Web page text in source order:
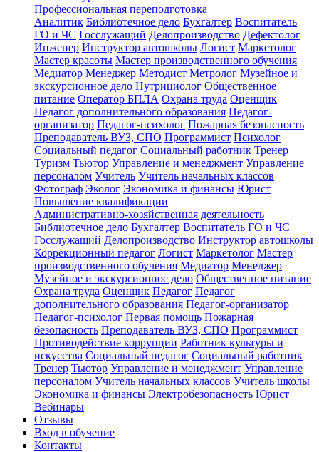
Профессиональная переподготовка
Аналитик Библиотечное дело Бухгалтер Воспитатель
ГО и ЧС Госслужащий Делопроизводство Дефектолог
Инженер Инструктор автошколы Логист Маркетолог
Мастер красоты Мастер производственного обучения
Медиатор Менеджер Методист Метролог Музейное и
экскурсионное дело Нутрициолог Общественное
питание Оператор БПЛА Охрана труда Оценщик
Педагог дополнительного образования Педагог-
организатор Педагог-психолог Пожарная безопасность
Преподаватель ВУЗ, СПО Программист Психолог
Социальный педагог Социальный работник Тренер
Туризм Тьютор Управление и менеджмент Управление
персоналом Учитель Учитель начальных классов
Фотограф Эколог Экономика и финансы Юрист
Повышение квалификации
Административно-хозяйственная деятельность
Библиотечное дело Бухгалтер Воспитатель ГО и ЧС
Госслужащий Делопроизводство Инструктор автошколы
Коррекционный педагог Логист Маркетолог Мастер
производственного обучения Медиатор Менеджер
Музейное и экскурсионное дело Общественное питание
Охрана труда Оценщик Педагог Педагог
дополнительного образования Педагог-организатор
Педагог-психолог Первая помощь Пожарная
безопасность Преподаватель ВУЗ, СПО Программист
Противодействие коррупции Работник культуры и
искусства Социальный педагог Социальный работник
Тренер Тьютор Управление и менеджмент Управление
персоналом Учитель начальных классов Учитель школы
Экономика и финансы Электробезопасность Юрист
Вебинары
Отзывы
Вход в обучение
Контакты